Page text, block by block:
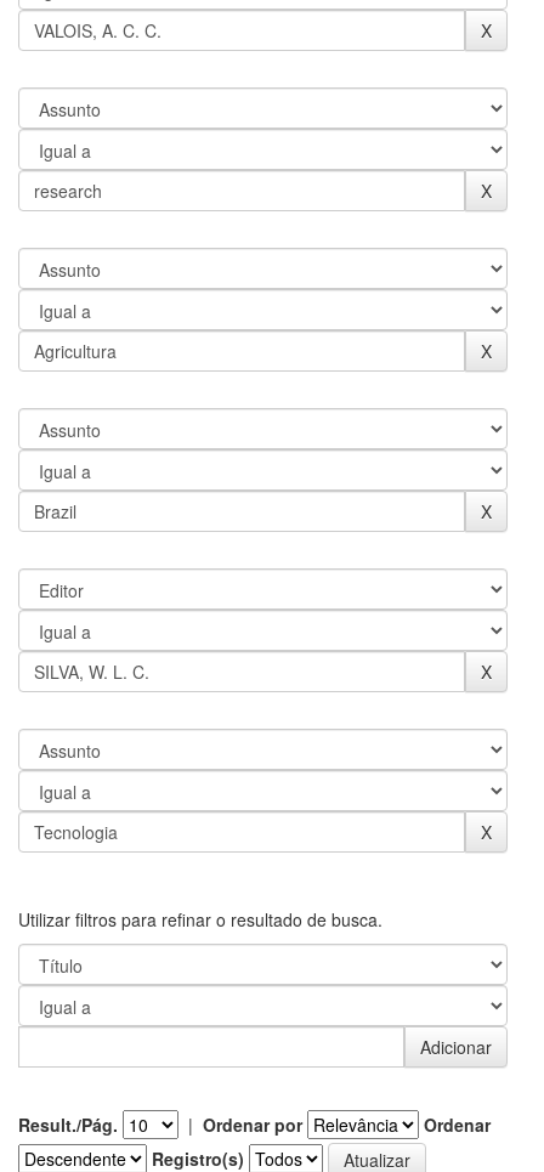
Utilizar filtros para refinar o resultado de busca.
Result./Pág. | Ordenar por
Ordenar
Registro(s)